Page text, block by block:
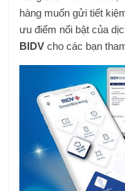
hàng muốn gửi tiết
ưu điểm nổi bật của
BIDV cho các bạn